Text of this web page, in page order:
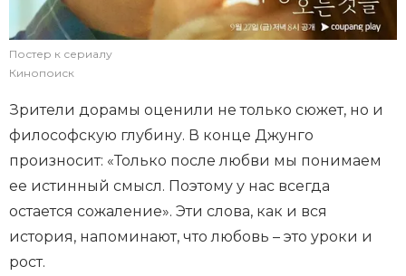
Постер к сериалу
Кинопоиск
Зрители дорамы оценили не только сюжет, но и
философскую глубину. В конце Джунго
произносит: «Только после любви мы понимаем
ее истинный смысл. Поэтому у нас всегда
остается сожаление». Эти слова, как и вся
история, напоминают, что любовь – это уроки и
рост.